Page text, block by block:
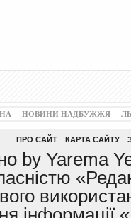
НОВИНИ НАДБУЖЖЯ
ПРО САЙТ КАРТА САЙТУ
by Yarema